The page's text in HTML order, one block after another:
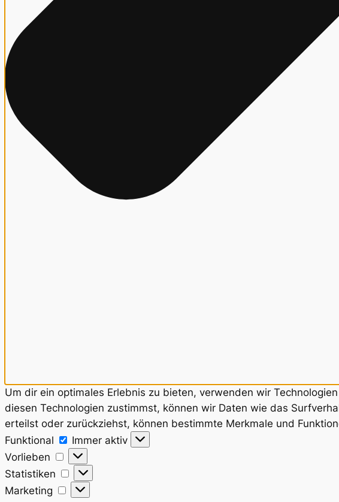
Um dir ein optimales Erlebnis zu bieten, verwenden wir
diesen Technologien zustimmst, können wir Daten wie das
erteilst oder zurückziehst, können bestimmte Merkmale und
Funktional
Funktional
Immer aktiv
Vorlieben
Vorlieben
Statistiken
Statistiken
Marketing
Marketing